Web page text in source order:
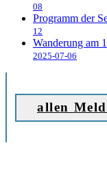
08
Programm der
12
Wanderung am
2025-07-06
allen